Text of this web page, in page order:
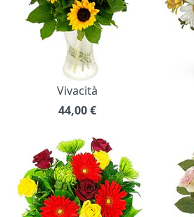
Vivacità
44,00€